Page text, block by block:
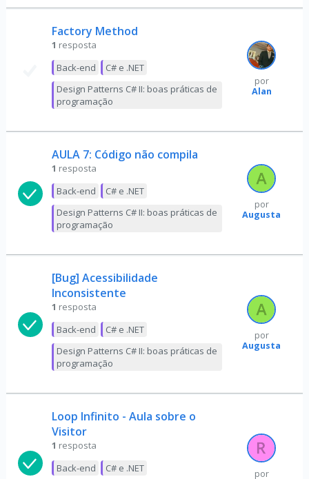
Factory Method
1 resposta
Back-end
C# e .NET
Design Patterns C# II: boas práticas de
programação
por
Alan
AULA 7: Código não compila
1 resposta
Back-end
C# e .NET
Design Patterns C# II: boas práticas de
programação
por
Augusta
[Bug] Acessibilidade
Inconsistente
1 resposta
Back-end
C# e .NET
Design Patterns C# II: boas práticas de
programação
por
Augusta
Loop Infinito - Aula sobre o
Visitor
1 resposta
Back-end
C# e .NET
por